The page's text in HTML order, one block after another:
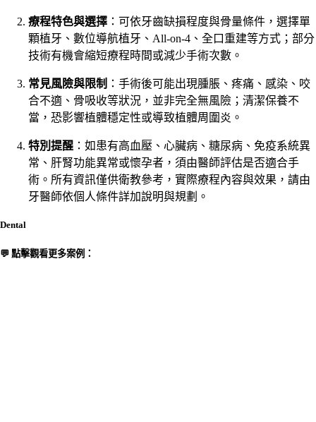
療程特色與選擇 ：可依牙齒缺損程度與骨量條件，選擇單
顆植牙、數位導航植牙、All-on-4、全口重建等方式；部分
技術有機會縮短療程時間或減少手術次數。
常見風險與限制 ：手術後可能出現腫脹、疼痛、感染、咬
合不適、骨吸收等狀況，並非完全無風險；清潔保養不
當，恐影響植體穩定性或導致植體周圍炎。
特別提醒 ：如患有高血壓、心臟病、糖尿病、免疫系統異
常、肝腎功能異常或懷孕者，須由醫師評估是否適合手
術。所有資訊僅供衛教參考，實際療程內容與效果，請由
牙醫師依個人條件詳加說明與規劃。
Dental
💬 點擊觀看更多案例：